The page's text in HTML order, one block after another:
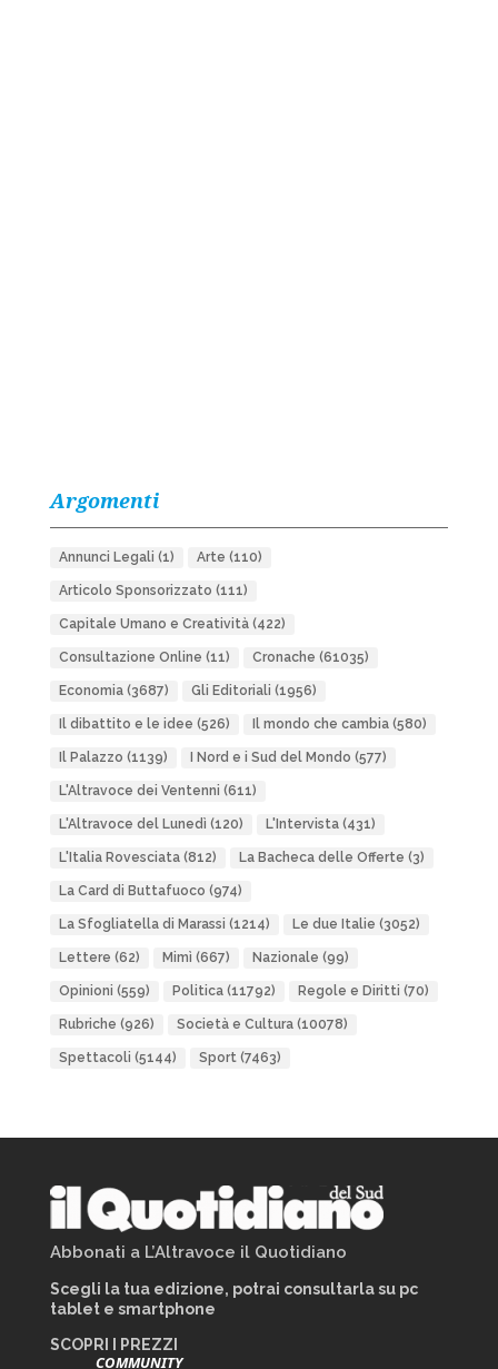
Argomenti
Annunci Legali (1) Arte (110)
Articolo Sponsorizzato (111)
Capitale Umano e Creatività(422)
Consultazione Online (11) Cronache (61035)
Economia(3687) Gli Editoriali (1956)
Il dibattito e le idee (526) Il mondo che cambia(580)
Il Palazzo (1139) I Nord e i Sud del Mondo (577)
L'Altravoce dei Ventenni (611)
L'Altravoce del Lunedì (120) L'Intervista(431)
L'Italia Rovesciata(812) La Bacheca delle Offerte (3)
La Card di Buttafuoco (974)
La Sfogliatella di Marassi (1214) Le due Italie (3052)
Lettere (62) Mimì (667) Nazionale (99)
Opinioni (559) Politica(11792) Regole e Diritti (70)
Rubriche (926) Società e Cultura(10078)
Spettacoli (5144) Sport(7463)
Abbonati a L’Altravoce il Quotidiano
Scegli la tua edizione, potrai consultarla su pc
tablet e smartphone
SCOPRI I PREZZI
COMMUNITY